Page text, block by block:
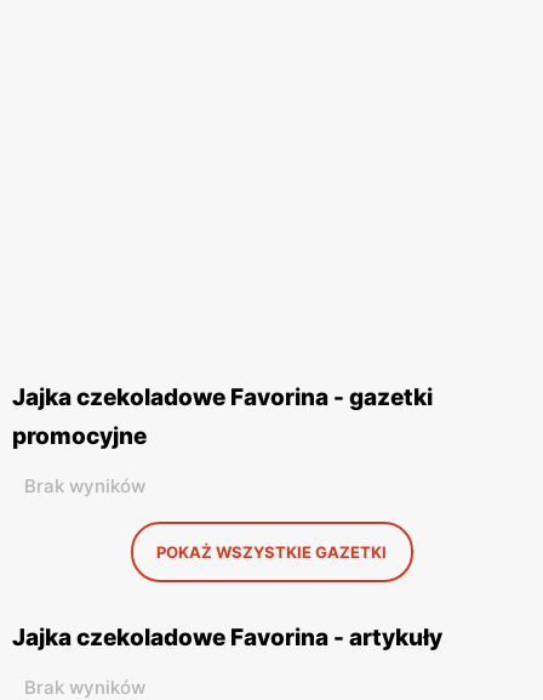
Jajka czekoladowe Favorina - gazetki
promocyjne
Brak wyników
POKAŻ WSZYSTKIE GAZETKI
Jajka czekoladowe Favorina - artykuły
Brak wyników